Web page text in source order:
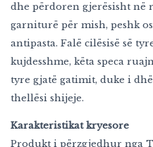
dhe përdoren gjerësisht në
garniturë për mish, peshk
antipasta. Falë cilësisë së
kujdesshme, këta speca
tyre gjatë gatimit, duke i
thellësi shijeje.
Karakteristikat kryesore
Produkt i përzgjedhur nga